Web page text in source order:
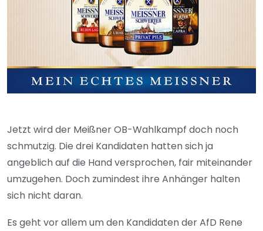
Jetzt wird der Meißner OB-Wahlkampf doch noch
schmutzig. Die drei Kandidaten hatten sich ja
angeblich auf die Hand versprochen, fair miteinander
umzugehen. Doch zumindest ihre Anhänger halten
sich nicht daran.
Es geht vor allem um den Kandidaten der AfD Rene